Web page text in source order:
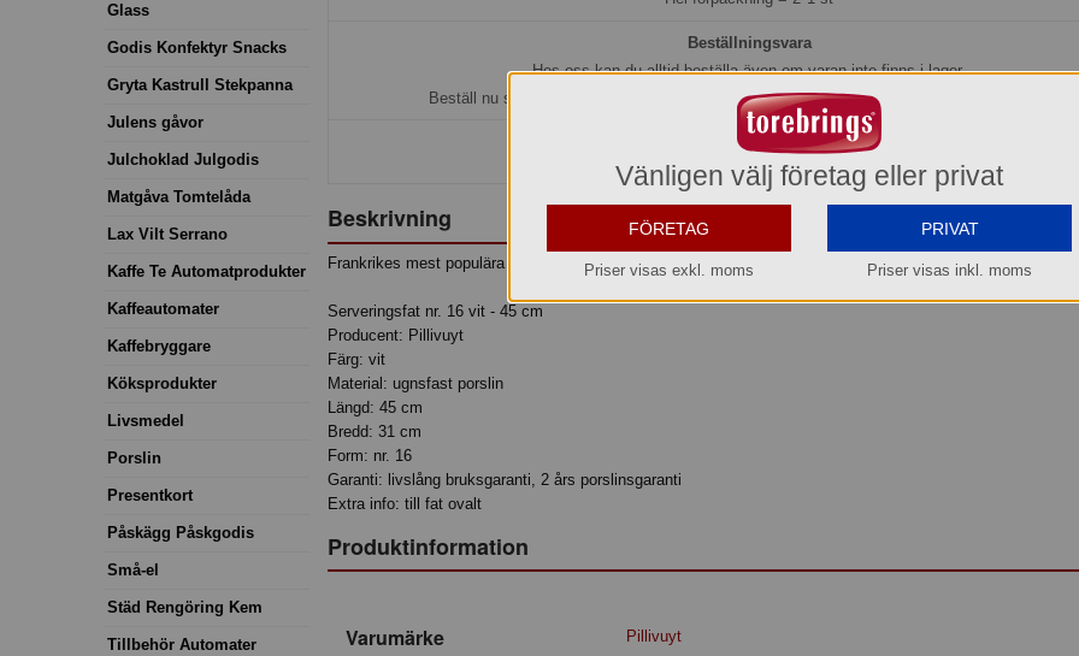
Glass
Godis Konfektyr Snacks
Gryta Kastrull Stekpanna
Julens gåvor
Julchoklad Julgodis
Matgåva Tomtelåda
Lax Vilt Serrano
Kaffe Te Automatprodukter
Kaffeautomater
Kaffebryggare
Köksprodukter
Livsmedel
Porslin
Presentkort
Påskägg Påskgodis
Små-el
Städ Rengöring Kem
Tillbehör Automater
Beställningsvara
Hos oss kan du alltid beställa även om varan inte finns i lager.
Beställ nu så beräknar vi kunna leverera inom 15-20 arbetsdagar, eller senare om du önskar.
Köp »
Beskrivning
Frankrikes mest populära serveringsfat som finns på alla de klassiska bistroerna. Mått: 45x31 cm.
Serveringsfat nr. 16 vit - 45 cm
Producent: Pillivuyt
Färg: vit
Material: ugnsfast porslin
Längd: 45 cm
Bredd: 31 cm
Form: nr. 16
Garanti: livslång bruksgaranti, 2 års porslinsgaranti
Extra info: till fat ovalt
Produktinformation
Varumärke Pillivuyt
Vänligen välj företag eller privat
FÖRETAG
Priser visas exkl. moms
PRIVAT
Priser visas inkl. moms